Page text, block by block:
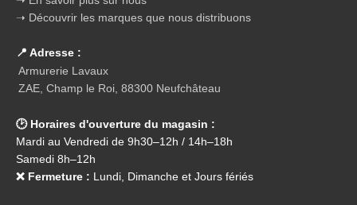
➝ Découvrir les marques que nous distribuons
📍 Adresse :
Armurerie Lavaux
ZAE, Champ le Roi, 88300 Neufchâteau
🕑 Horaires d'ouverture du magasin :
Mardi au Vendredi de 9h30–12h / 14h–18h
Samedi 8h–12h
❌ Fermeture : Lundi, Dimanche et Jours fériés